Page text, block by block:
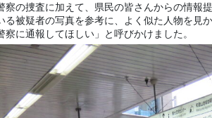
察の捜査に加えて、県民の皆さんからの情報
る被疑者の写真を参考に、よく似た人物を見
察に通報してほしい」と呼びかけました。